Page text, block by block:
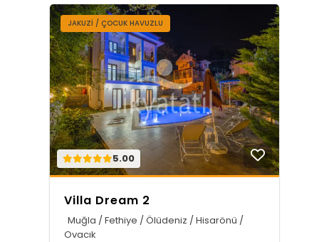
JAKUZI / ÇOCUK HAVUZLU
5.00
Villa Dream 2
Muğla / Fethiye / Ölüdeniz / Hisarönü /
Ovacık